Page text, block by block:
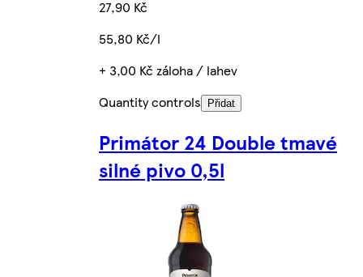
27,90 Kč
55,80 Kč/l
+ 3,00 Kč záloha / lahev
Quantity controls
Přidat
Primátor 24 Double tmavé
silné pivo 0,5l